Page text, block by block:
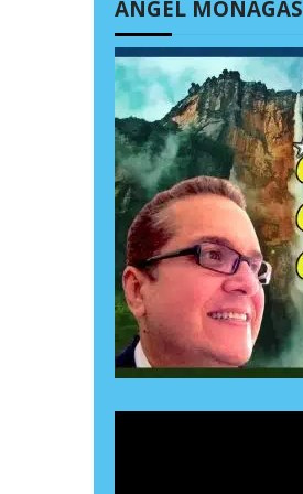
ÁNGEL MONAGAS